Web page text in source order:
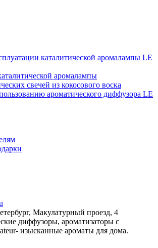
каталитической аромалампы LE
аромалампы
свечей из кокосового воска
ароматического диффузора LE
Макулатурный проезд, 4
диффузоры, ароматизаторы с
изысканные ароматы для дома.